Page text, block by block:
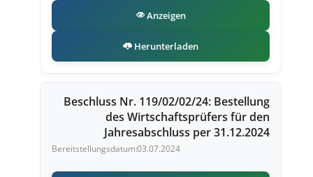
Anzeigen
Herunterladen
Beschluss Nr. 119/02/02/24: Bestellung
des Wirtschaftsprüfers für den
Jahresabschluss per 31.12.2024
03.07.2024